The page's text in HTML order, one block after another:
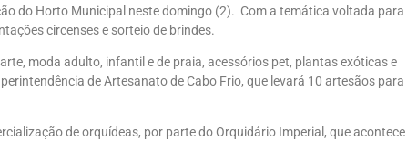
do Horto Municipal neste domingo (2). Com a temática voltada para
circenses e sorteio de brindes.
moda adulto, infantil e de praia, acessórios pet, plantas exóticas e
de Artesanato de Cabo Frio, que levará 10 artesãos para
de orquídeas, por parte do Orquidário Imperial, que acontece